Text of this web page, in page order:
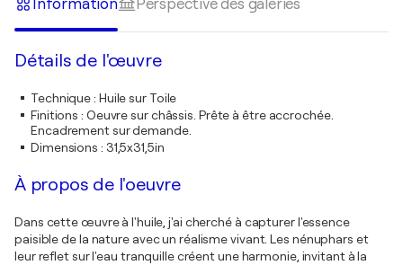
Information Perspective des galeries
Détails de l'œuvre
Technique: Huile sur Toile
Finitions : Oeuvre sur châssis. Prête à être accrochée.
Encadrement sur demande.
Dimensions : 31,5x31,5in
À propos de l'oeuvre
Dans cette œuvre à l'huile, j'ai cherché à capturer l'essence
paisible de la nature avec un réalisme vivant. Les nénuphars et
leur reflet sur l'eau tranquille créent une harmonie, invitant à la